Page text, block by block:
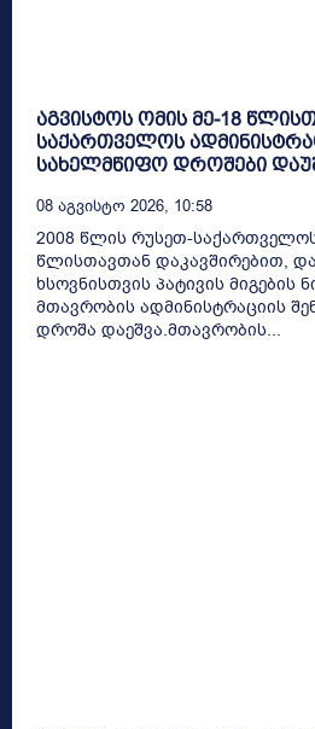
აგვისტოს ომის მე-18
საქართველოს
სახელმწიფო დროშები
08 Აგვისტო 2026, 10:58
2008 წლის რუსეთ-
წლისთავთან დაკავშირებით,
ხსოვნისთვის პატივის მიგების
მთავრობის ადმინისტრაციის
დროშა დაეშვა.მთავრობის...